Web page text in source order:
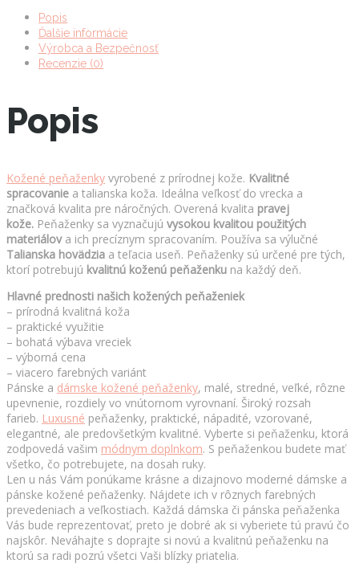
Popis
Ďalšie informácie
Výrobca a Bezpečnosť
Recenzie (0)
Popis
Kožené peňaženky vyrobené z prírodnej kože. Kvalitné
spracovanie a talianska koža. Ideálna veľkosť do vrecka a
značková kvalita pre náročných. Overená kvalita pravej
kože. Peňaženky sa vyznačujú vysokou kvalitou použitých
materiálova ich precíznym spracovaním. Používa sa výlučné
Talianska hovädzia a teľacia useň. Peňaženky sú určené pre tých,
ktorí potrebujú kvalitnú koženú peňaženku na každý deň.
Hlavné prednosti našich kožených peňaženiek
– prírodná kvalitná koža
– praktické využitie
– bohatá výbava vreciek
– výborná cena
– viacero farebných variánt
Pánske a dámske kožené peňaženky, malé, stredné, veľké, rôzne
upevnenie, rozdiely vo vnútornom vyrovnaní. Široký rozsah
farieb. Luxusné peňaženky, praktické, nápadité, vzorované,
elegantné, ale predovšetkým kvalitné. Vyberte si peňaženku, ktorá
zodpovedá vašim módnym doplnkom. S peňaženkou budete mať
všetko, čo potrebujete, na dosah ruky.
Len u nás Vám ponúkame krásne a dizajnovo moderné dámske a
pánske kožené peňaženky. Nájdete ich v rôznych farebných
prevedeniach a veľkostiach. Každá dámska či pánska peňaženka
Vás bude reprezentovať, preto je dobré ak si vyberiete tú pravú čo
najskôr. Neváhajte s doprajte si novú a kvalitnú peňaženku na
ktorú sa radi pozrú všetci Vaši blízky priatelia.